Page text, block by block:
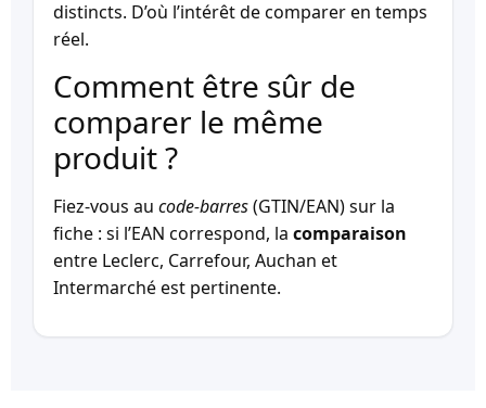
distincts. D’où l’intérêt de comparer en temps
réel.
Comment être sûr de
comparer le même
produit ?
Fiez-vous au code-barres(GTIN/EAN) sur la
fiche : si l’EAN correspond, la comparaison
entre Leclerc, Carrefour, Auchan et
Intermarché est pertinente.